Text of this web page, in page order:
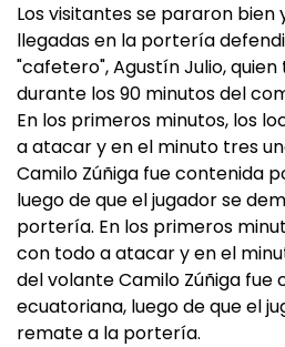
Los visitantes se pararon bien
llegadas en la portería
"cafetero", Agustín Julio,
durante los 90 minutos del
En los primeros minutos, los
a atacar y en el minuto tres
Camilo Zúñiga fue contenida
luego de que el jugador se
portería. En los primeros
con todo a atacar y en el
del volante Camilo Zúñiga fue
ecuatoriana, luego de que el
remate a la portería.